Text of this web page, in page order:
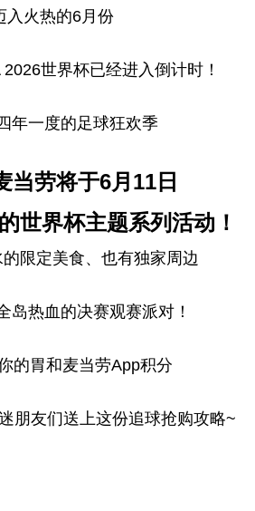
入火热的6月份
世界杯已经进入倒计时！
年一度的足球狂欢季
当劳将于6月11日
世界杯主题系列活动！
限定美食、也有独家周边
岛热血的决赛观赛派对！
的胃和麦当劳App积分
朋友们送上这份追球抢购攻略~